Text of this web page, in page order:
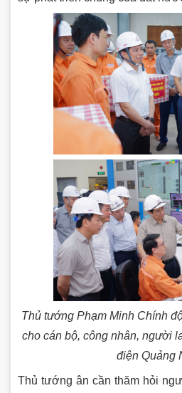
Thủ tướng Phạm Minh Chính
cho cán bộ, công nhân, người
điện Quảng
Thủ tướng ân cần thăm hỏi